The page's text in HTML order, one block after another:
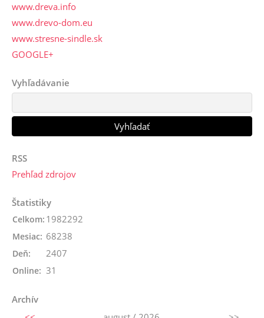
www.dreva.info
www.drevo-dom.eu
www.stresne-sindle.sk
GOOGLE+
Vyhľadávanie
RSS
Prehľad zdrojov
Štatistiky
Online: 31
Celkom: 1982292
Mesiac: 68238
Deň: 2407
Archív